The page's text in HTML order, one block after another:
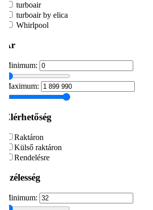
turboair
turboair by elica
Whirlpool
Ár
Minimum:
Maximum:
Elérhetőség
Raktáron
Külső raktáron
Rendelésre
Szélesség
Minimum: